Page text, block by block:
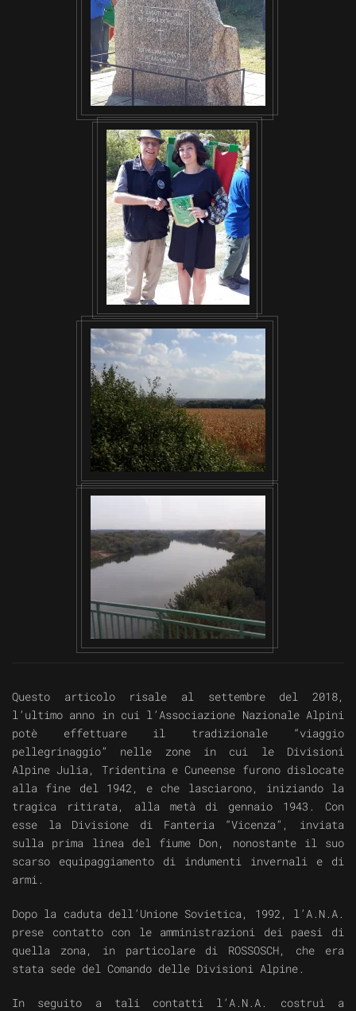
VISUALIZZA
VISUALIZZA
VISUALIZZA
Questo articolo risale al settembre del 2018,
l’ultimo anno in cui l’Associazione Nazionale Alpini
potè effettuare il tradizionale “viaggio
pellegrinaggio” nelle zone in cui le Divisioni
Alpine Julia, Tridentina e Cuneense furono dislocate
alla fine del 1942, e che lasciarono, iniziando la
tragica ritirata, alla metà di gennaio 1943. Con
esse la Divisione di Fanteria “Vicenza”, inviata
sulla prima linea del fiume Don, nonostante il suo
scarso equipaggiamento di indumenti invernali e di
armi.
Dopo la caduta dell’Unione Sovietica, 1992, l’A.N.A.
prese contatto con le amministrazioni dei paesi di
quella zona, in particolare di ROSSOSCH, che era
stata sede del Comando delle Divisioni Alpine.
In seguito a tali contatti l’A.N.A. costruì a